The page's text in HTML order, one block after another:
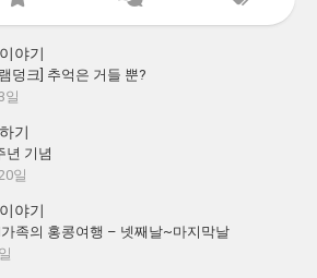
야기
덩크] 추억은 거들 뿐?
일
기
년 기념
일
야기
가족의 홍콩여행 – 넷째날~마지막날